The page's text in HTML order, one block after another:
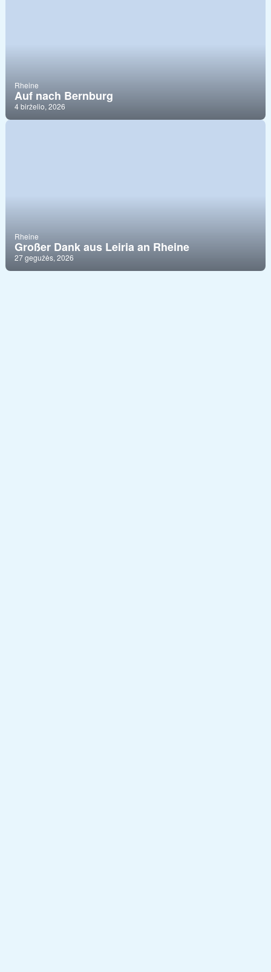
Rheine
Auf nach Bernburg
4 birželio, 2026
Rheine
Großer Dank aus Leiria an Rheine
27 gegužės, 2026